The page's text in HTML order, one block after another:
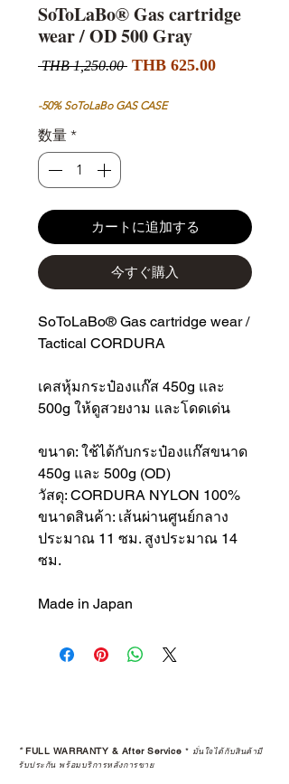
SoToLaBo® Gas cartridge
wear / OD 500 Gray
THB 1,250.00 通
価
THB 625.00セ
-50% SoToLaBo GAS CASE
数量 *
カートに追加する
今すぐ購入
SoToLaBo® Gas cartridge wear /
Tactical CORDURA
เคสหุ้มกระป๋องแก๊ส 450g และ
500g ให้ดูสวยงาม และโดดเด่น
ขนาด: ใช้ได้กับกระป๋องแก๊สขนาด
450g และ 500g (OD)
วัสดุ: CORDURA NYLON 100%
ขนาดสินค้า: เส้นผ่านศูนย์กลาง
ประมาณ 11 ซม. สูงประมาณ 14
ซม.
Made in Japan
*FULL WARRANTY & After Service * มั่นใจได้กับสินค้ามี
รับประกัน พร้อมบริการหลังการขาย